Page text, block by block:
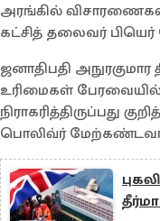
அரங்கில்
கட்சித் தலைவர் பியெர்
ஜனாதிபதி
உரிமைகள்
நிராகரித்திருப்பது
பொலிவ்ர்